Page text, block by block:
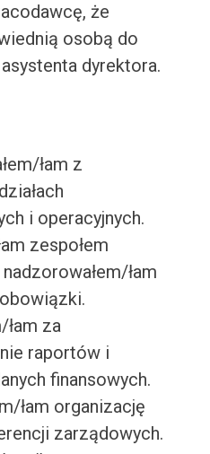
że
osobą do
dyrektora.
łam z
i operacyjnych.
zespołem
łam
łam za
raportów i
finansowych.
łam organizację
zarządowych.